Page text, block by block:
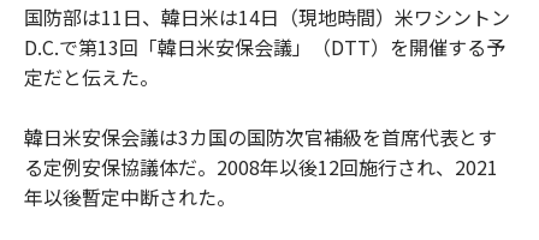
国防部は11日、韓日米は14日（現地時間）米ワシントン
D.C.で第13回「韓日米安保会議」（DTT）を開催する予
定だと伝えた。
韓日米安保会議は3カ国の国防次官補級を首席代表とす
る定例安保協議体だ。2008年以後12回施行され、2021
年以後暫定中断された。